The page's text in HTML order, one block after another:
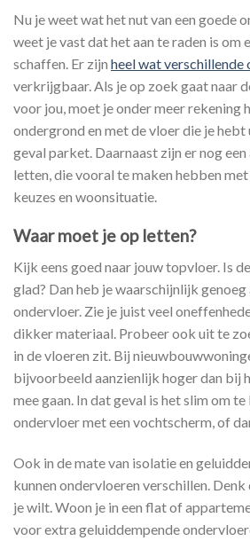
Nu je weet wat het nut van een goede
weet je vast dat het aan te raden is om
schaffen. Er zijn heel wat verschillende
verkrijgbaar. Als je op zoek gaat naar
voor jou, moet je onder meer rekening
ondergrond en met de vloer die je
geval parket. Daarnaast zijn er nog
letten, die vooral te maken hebben
keuzes en woonsituatie.
Waar moet je op letten?
Kijk eens goed naar jouw topvloer. Is
glad? Dan heb je waarschijnlijk genoeg
ondervloer. Zie je juist veel
dikker materiaal. Probeer ook uit te
in de vloeren zit. Bij
bijvoorbeeld aanzienlijk hoger dan bij
mee gaan. In dat geval is het slim om
ondervloer met een vochtscherm, of
Ook in de mate van isolatie en
kunnen ondervloeren verschillen.
je wilt. Woon je in een flat of
voor extra geluiddempende